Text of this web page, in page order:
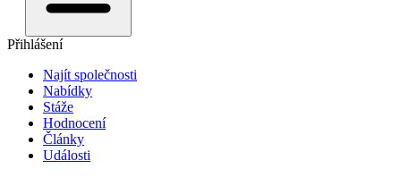
Přihlášení
Najít společnosti
Nabídky
Stáže
Hodnocení
Články
Události